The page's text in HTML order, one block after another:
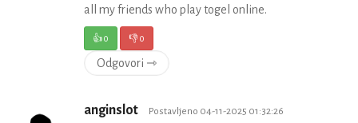
all my friends who play togel online.
👍0 👎0
Odgovori ⇾
anginslot Postavljeno 04-11-2025 01:32:26